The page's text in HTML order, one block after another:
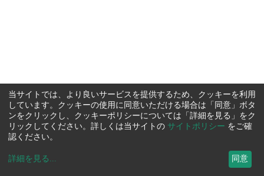
当サイトでは、より良いサービスを提供するため、クッキーを利用
しています。クッキーの使用に同意いただける場合は「同意」ボタ
ンをクリックし、クッキーポリシーについては「詳細を見る」をク
リックしてください。詳しくは当サイトの サイトポリシー をご確
認ください。
詳細を見る ... 同意